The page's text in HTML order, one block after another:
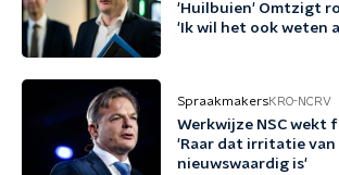
'Huilbuien' Omtzigt
'Ik wil het ook weten
SpraakmakersKRO-NCRV
Werkwijze NSC wekt
'Raar dat irritatie van
nieuwswaardig is'